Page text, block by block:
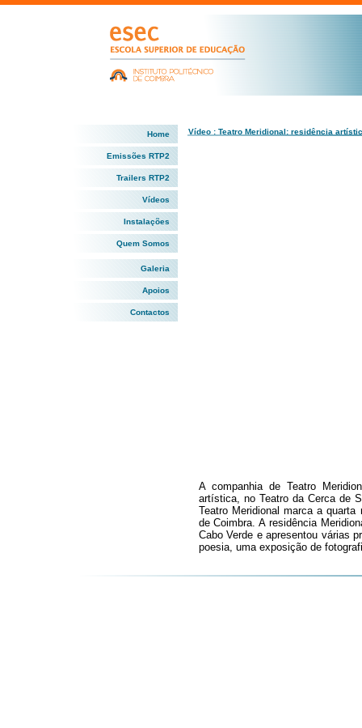
Home
Emissões RTP2
Trailers RTP2
Vídeos
Instalações
Quem Somos
Galeria
Apoios
Contactos
Vídeo : Teatro Meridional: residência
A companhia de Teatro
artística, no Teatro da Cerca de
Teatro Meridional marca a
de Coimbra. A residência
Cabo Verde e apresentou várias
poesia, uma exposição de